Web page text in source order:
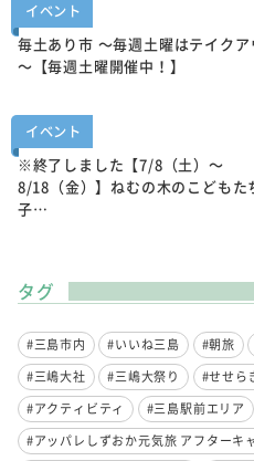
イベント
毎土あり市 ～毎週土曜はテイクア
～【毎週土曜開催中！】
イベント
※終了しました【7/8（土）～
8/18（金）】ねむの木のこどもた
子…
タグ
#三島市内 #いいね三島 #朝旅
#三嶋大社
#三嶋大祭り #せせら
#アクティビティ
#三島駅前エリア
#アッパレしずおか元気旅 アフターキ